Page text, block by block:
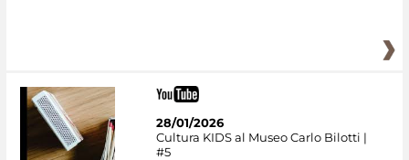
28/01/2026
Cultura KIDS al Museo Carlo Bilotti |
#5